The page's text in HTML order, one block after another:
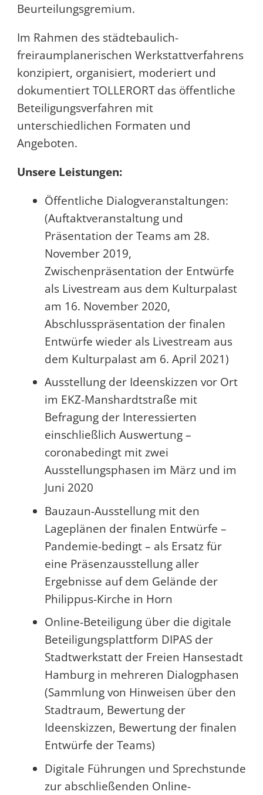
Beurteilungsgremium.
Im Rahmen des städtebaulich-
freiraumplanerischen Werkstattverfahrens
konzipiert, organisiert, moderiert und
dokumentiert TOLLERORT das öffentliche
Beteiligungsverfahren mit
unterschiedlichen Formaten und
Angeboten.
Unsere Leistungen:
Öffentliche Dialogveranstaltungen:
(Auftaktveranstaltung und
Präsentation der Teams am 28.
November 2019,
Zwischenpräsentation der Entwürfe
als Livestream aus dem Kulturpalast
am 16. November 2020,
Abschlusspräsentation der finalen
Entwürfe wieder als Livestream aus
dem Kulturpalast am 6. April 2021)
Ausstellung der Ideenskizzen vor Ort
im EKZ-Manshardtstraße mit
Befragung der Interessierten
einschließlich Auswertung –
coronabedingt mit zwei
Ausstellungsphasen im März und im
Juni 2020
Bauzaun-Ausstellung mit den
Lageplänen der finalen Entwürfe –
Pandemie-bedingt – als Ersatz für
eine Präsenzausstellung aller
Ergebnisse auf dem Gelände der
Philippus-Kirche in Horn
Online-Beteiligung über die digitale
Beteiligungsplattform DIPAS der
Stadtwerkstatt der Freien Hansestadt
Hamburg in mehreren Dialogphasen
(Sammlung von Hinweisen über den
Stadtraum, Bewertung der
Ideenskizzen, Bewertung der finalen
Entwürfe der Teams)
Digitale Führungen und Sprechstunde
zur abschließenden Online-